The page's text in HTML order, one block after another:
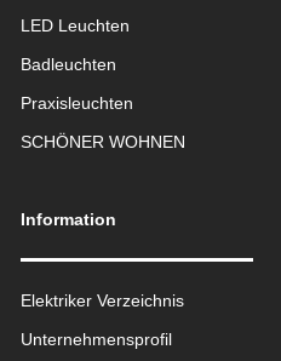
LED Leuchten
Badleuchten
Praxisleuchten
SCHÖNER WOHNEN
Information
Elektriker Verzeichnis
Unternehmensprofil